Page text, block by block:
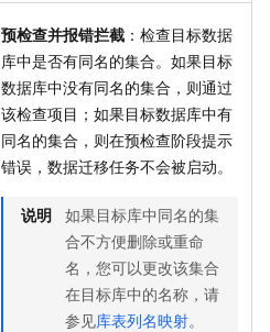
预检查并报错拦截 ：检查目标数据
库中是否有同名的集合。如果目标
数据库中没有同名的集合，则通过
该检查项目；如果目标数据库中有
同名的集合，则在预检查阶段提示
错误，数据迁移任务不会被启动。
说明 如果目标库中同名的集
合不方便删除或重命
名，您可以更改该集合
在目标库中的名称，请
参见库表列名映射。